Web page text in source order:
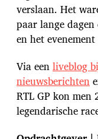
verslaan. Het
paar lange
en het
Via eenliveblog
nieuwsberichten
RTL GP kon
legendarische